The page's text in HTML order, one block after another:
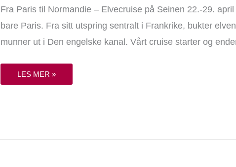
Fra Paris til Normandie – Elvecruise på Seinen 22.-29.
bare Paris. Fra sitt utspring sentralt i Frankrike, bukter
munner ut i Den engelske kanal. Vårt cruise starter og
29.
APRIL
2026
–
DAGER/
FULLT!
LES MER »